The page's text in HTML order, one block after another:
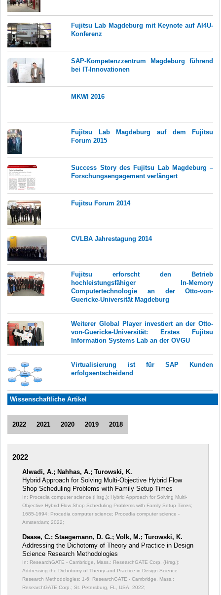
Fujitsu Lab Magdeburg mit Keynote auf AI4U-
Konferenz
SAP-Kompetenzzentrum Magdeburg führend
bei IT-Innovationen
MKWI 2016
Fujitsu Lab Magdeburg auf dem Fujitsu
Forum 2015
Success Story des Fujitsu Lab Magdeburg –
Forschungsengagement verlängert
Fujitsu Forum 2014
CVLBA Jahrestagung 2014
Fujitsu erforscht den Betrieb
hochleistungsfähiger In-Memory
Computertechnologie an der Otto-von-
Guericke-Universität Magdeburg
Weiterer Global Player investiert an der Otto-
von-Guericke-Universität: Erstes Fujitsu
Information Systems Lab an der OVGU
Virtualisierung ist für SAP Kunden
erfolgsentscheidend
Wissenschaftliche Artikel
2022 2021 2020 2019 2018
2022
Alwadi, A.; Nahhas, A.; Turowski, K.
Hybrid Approach for Solving Multi-Objective Hybrid Flow
Shop Scheduling Problems with Family Setup Times
In: Procedia computer science (Hrsg.): Hybrid Approach for Solving Multi-
Objective Hybrid Flow Shop Scheduling Problems with Family Setup Times;
1685-1694; Procedia computer science; Procedia computer science -
Amsterdam; 2022;
Daase, C.; Staegemann, D. G.; Volk, M.; Turowski, K.
Addressing the Dichotomy of Theory and Practice in Design
Science Research Methodologies
In: ResearchGATE - Cambridge, Mass.: ResearchGATE Corp. (Hrsg.):
Addressing the Dichotomy of Theory and Practice in Design Science
Research Methodologies; 1-6; ResearchGATE - Cambridge, Mass.:
ResearchGATE Corp.; St. Petersburg, FL, USA; 2022;